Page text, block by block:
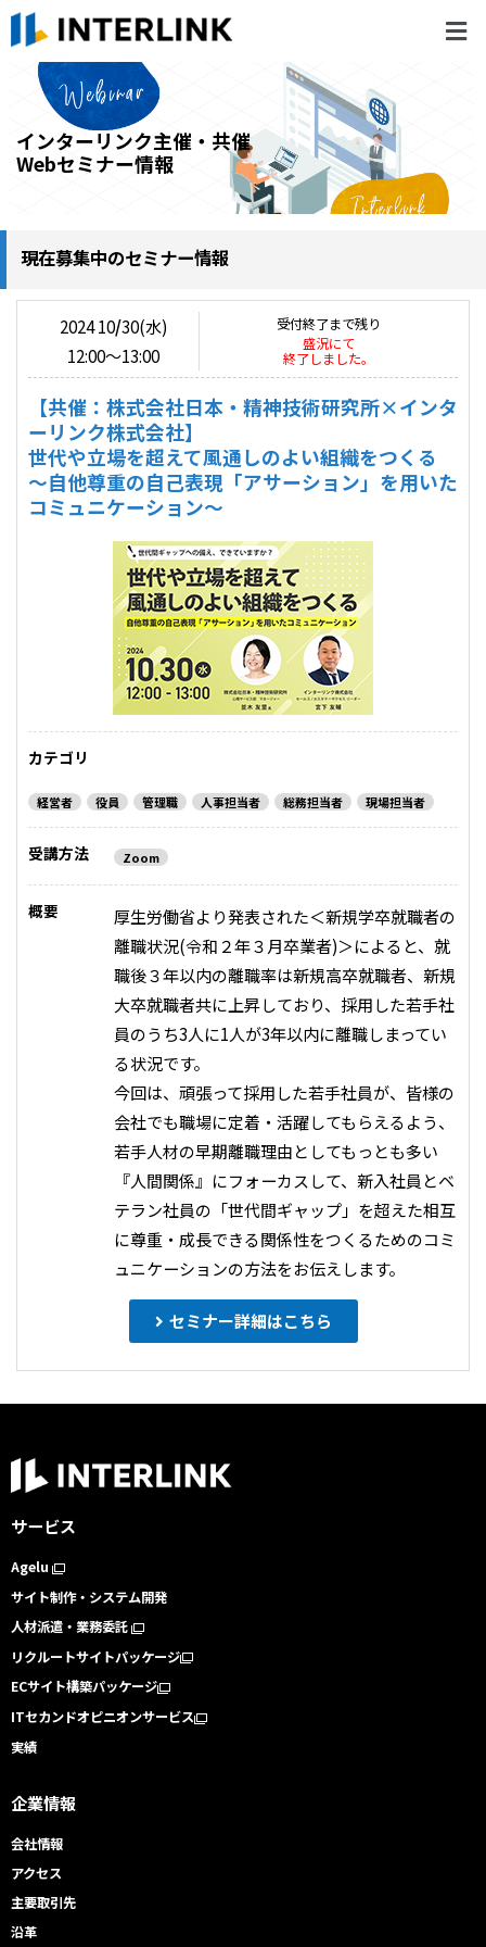
インターリンク主催・共催
Webセミナー情報
現在募集中のセミナー情報
2024 10/30(水)
12:00〜13:00
受付終了まで残り
盛況にて
終了しました。
【共催：株式会社日本・精神技術研究所×インタ
ーリンク株式会社】
世代や立場を超えて風通しのよい組織をつくる
～自他尊重の自己表現「アサーション」を用いた
コミュニケーション～
カテゴリ
経営者 役員 管理職 人事担当者 総務担当者 現場担当者
受講方法 Zoom
概要
厚生労働省より発表された＜新規学卒就職者の
離職状況(令和２年３月卒業者)＞によると、就
職後３年以内の離職率は新規高卒就職者、新規
大卒就職者共に上昇しており、採用した若手社
員のうち3人に1人が3年以内に離職しまってい
る状況です。
今回は、頑張って採用した若手社員が、皆様の
会社でも職場に定着・活躍してもらえるよう、
若手人材の早期離職理由としてもっとも多い
『人間関係』にフォーカスして、新入社員とベ
テラン社員の「世代間ギャップ」を超えた相互
に尊重・成長できる関係性をつくるためのコミ
ュニケーションの方法をお伝えします。
セミナー詳細はこちら
サービス
Agelu
サイト制作・システム開発
人材派遣・業務委託
リクルートサイトパッケージ
ECサイト構築パッケージ
ITセカンドオピニオンサービス
実績
企業情報
会社情報
アクセス
主要取引先
沿革